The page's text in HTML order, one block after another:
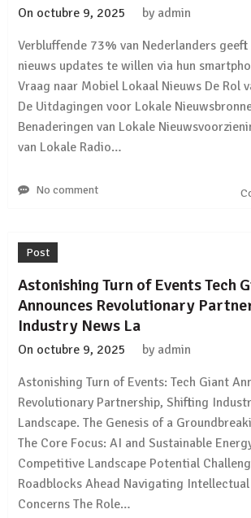
On octubre 9, 2025 by admin
Verbluffende 73% van Nederlanders
nieuws updates te willen via hun
Vraag naar Mobiel Lokaal Nieuws De Rol
De Uitdagingen voor Lokale
Benaderingen van Lokale
van Lokale Radio…
No comment
Post
Astonishing Turn of Events Tech
Announces Revolutionary
Industry News La
On octubre 9, 2025 by admin
Astonishing Turn of Events: Tech Giant
Revolutionary Partnership, Shifting
Landscape. The Genesis of a
The Core Focus: AI and Sustainable
Competitive Landscape Potential
Roadblocks Ahead Navigating
Concerns The Role…